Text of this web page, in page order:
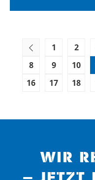
1 2
8
9 10
16
17 18
WIR